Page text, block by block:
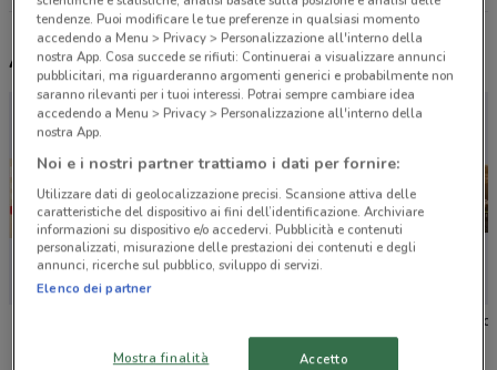
Altri volantini nelle vicinanze
tendenze. Puoi modificare le tue preferenze in qualsiasi momento
accedendo a Menu > Privacy > Personalizzazione all'interno della
nostra App. Cosa succede se rifiuti: Continuerai a visualizzare annunci
pubblicitari, ma riguarderanno argomenti generici e probabilmente non
saranno rilevanti per i tuoi interessi. Potrai sempre cambiare idea
accedendo a Menu > Privacy > Personalizzazione all'interno della
nostra App.
Noi e i nostri partner trattiamo i dati per fornire:
Utilizzare dati di geolocalizzazione precisi. Scansione attiva delle
caratteristiche del dispositivo ai fini dell’identificazione. Archiviare
informazioni su dispositivo e/o accedervi. Pubblicità e contenuti
personalizzati, misurazione delle prestazioni dei contenuti e degli
annunci, ricerche sul pubblico, sviluppo di servizi.
Elenco dei partner
Mostra finalità Accetto